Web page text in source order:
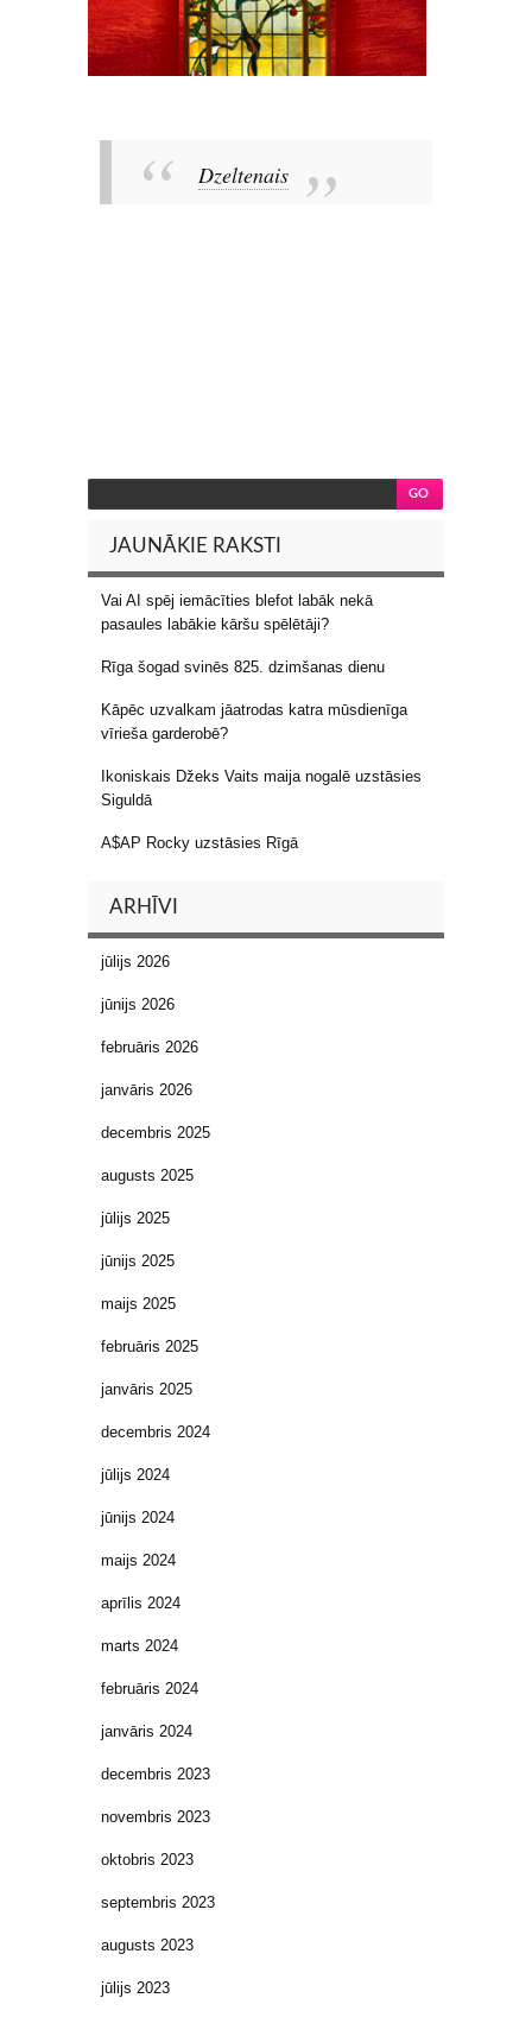
Dzeltenais
JAUNĀKIE RAKSTI
Vai AI spēj iemācīties blefot labāk nekā
pasaules labākie kāršu spēlētāji?
Rīga šogad svinēs 825. dzimšanas dienu
Kāpēc uzvalkam jāatrodas katra mūsdienīga
vīrieša garderobē?
Ikoniskais Džeks Vaits maija nogalē uzstāsies
Siguldā
A$AP Rocky uzstāsies Rīgā
ARHĪVI
jūlijs 2026
jūnijs 2026
februāris 2026
janvāris 2026
decembris 2025
augusts 2025
jūlijs 2025
jūnijs 2025
maijs 2025
februāris 2025
janvāris 2025
decembris 2024
jūlijs 2024
jūnijs 2024
maijs 2024
aprīlis 2024
marts 2024
februāris 2024
janvāris 2024
decembris 2023
novembris 2023
oktobris 2023
septembris 2023
augusts 2023
jūlijs 2023